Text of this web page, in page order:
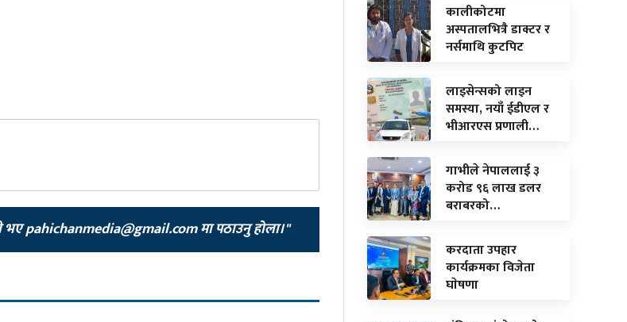
भएpahichanmedia@gmail.comमा पठाउनु होला।"
कालीकोटमा
अस्पतालभित्रै डाक्टर र
नर्समाथि कुटपिट
लाइसेन्सको लाइन
समस्या, नयाँ ईडीएल र
भीआरएस प्रणाली…
गाभीले नेपाललाई ३
करोड ९६ लाख डलर
बराबरको…
करदाता उपहार
कार्यक्रमका विजेता
घाेषणा